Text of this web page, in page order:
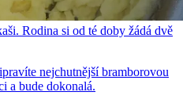
Rodina si od té doby žádá dvě
nejchutnější bramborovou
a bude dokonalá.